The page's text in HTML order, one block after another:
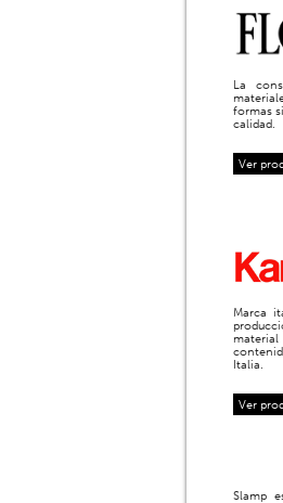
La
formas
calidad.
Ver
Marca
material
Italia.
Ver
Slamp